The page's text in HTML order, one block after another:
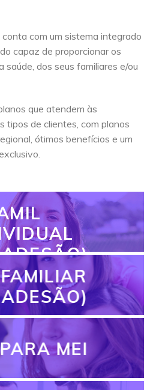
com um sistema integrado
capaz de proporcionar os
saúde, dos seus familiares e/ou
que atendem às
tipos de clientes, com planos
ótimos benefícios e um
MEI